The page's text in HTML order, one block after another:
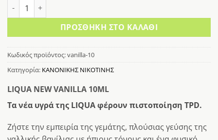
ΠΡΟΣΘΉΚΗ ΣΤΟ ΚΑΛΆΘΙ
Κωδικός προϊόντος:vanilla-10
Κατηγορία: ΚΑΝΟΝΙΚΗΣ ΝΙΚΟΤΙΝΗΣ
LIQUA NEW VANILLA 10ML
Τα νέα υγρά της LIQUA φέρουν πιστοποίηση TPD.
Ζήστε την εμπειρία της γεμάτης, πλούσιας γεύσης της